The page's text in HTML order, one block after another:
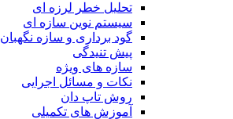
تحلیل خطر لرزه ای
سیستم نوین سازه ای
گود برداری و سازه نگهبان
پیش تنیدگی
سازه های ویژه
نکات و مسائل اجرایی
روش تاپ دان
آموزش های تکمیلی